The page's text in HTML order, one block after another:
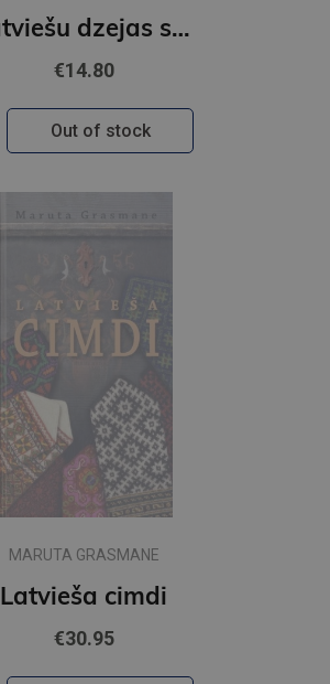
Latviešu dzejas sākotne 16.17. gadsimtā kultūrvēsturiskos kontekstos
€14.80
Out of stock
MARUTA GRASMANE
Latvieša cimdi
€30.95